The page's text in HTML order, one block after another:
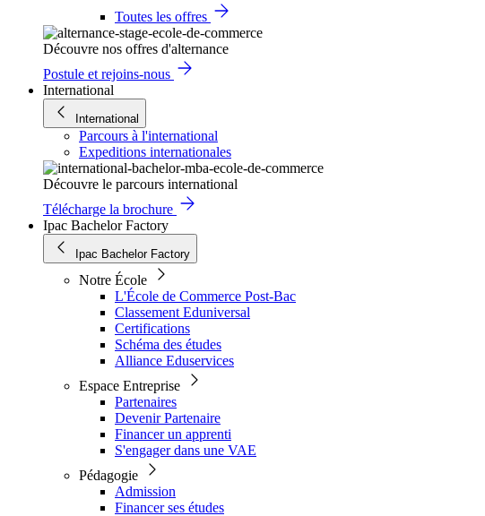
Toutes les offres
Découvre nos offres d'alternance
Postule et rejoins-nous
International
International
Parcours à l'international
Expeditions internationales
Découvre le parcours international
Télécharge la brochure
Ipac Bachelor Factory
Ipac Bachelor Factory
Notre École
L'École de Commerce Post-Bac
Classement Eduniversal
Certifications
Schéma des études
Alliance Eduservices
Espace Entreprise
Partenaires
Devenir Partenaire
Financer un apprenti
S'engager dans une VAE
Pédagogie
Admission
Financer ses études